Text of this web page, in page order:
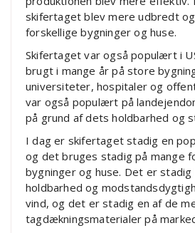
skifertaget blev mere udbredt
forskellige bygninger og huse.
Skifertaget var også populært i
brugt i mange år på store
universiteter, hospitaler og
var også populært på
på grund af dets holdbarhed og
I dag er skifertaget stadig en
og det bruges stadig på mange
bygninger og huse. Det er
holdbarhed og
vind, og det er stadig en af de
tagdækningsmaterialer på